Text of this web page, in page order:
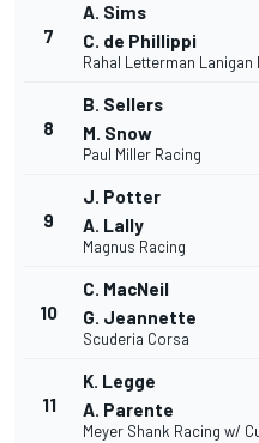
7
A. Sims
C. de Phillippi
Rahal Letterman Lanigan
8
B. Sellers
M. Snow
Paul Miller Racing
9
J. Potter
A. Lally
Magnus Racing
10
C. MacNeil
G. Jeannette
Scuderia Corsa
11
K. Legge
A. Parente
Meyer Shank Racing w/